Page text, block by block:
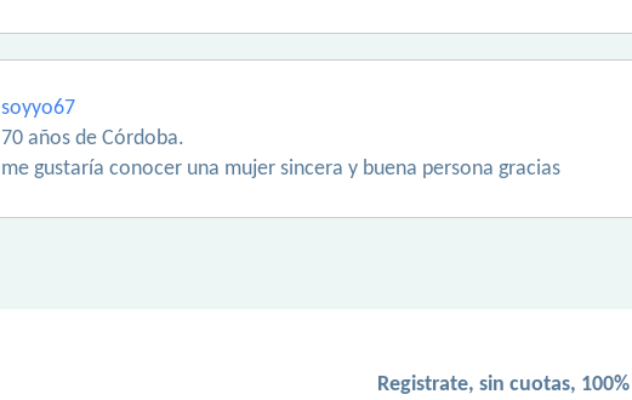
soyyo67
70 años de Córdoba.
me gustaría conocer una mujer sincera y buena persona gracias
Registrate, sin cuotas,